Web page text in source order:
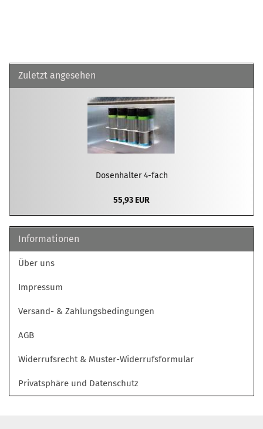
Zuletzt angesehen
Dosenhalter 4-fach
55,93 EUR
Informationen
Über uns
Impressum
Versand- & Zahlungsbedingungen
AGB
Widerrufsrecht & Muster-Widerrufsformular
Privatsphäre und Datenschutz